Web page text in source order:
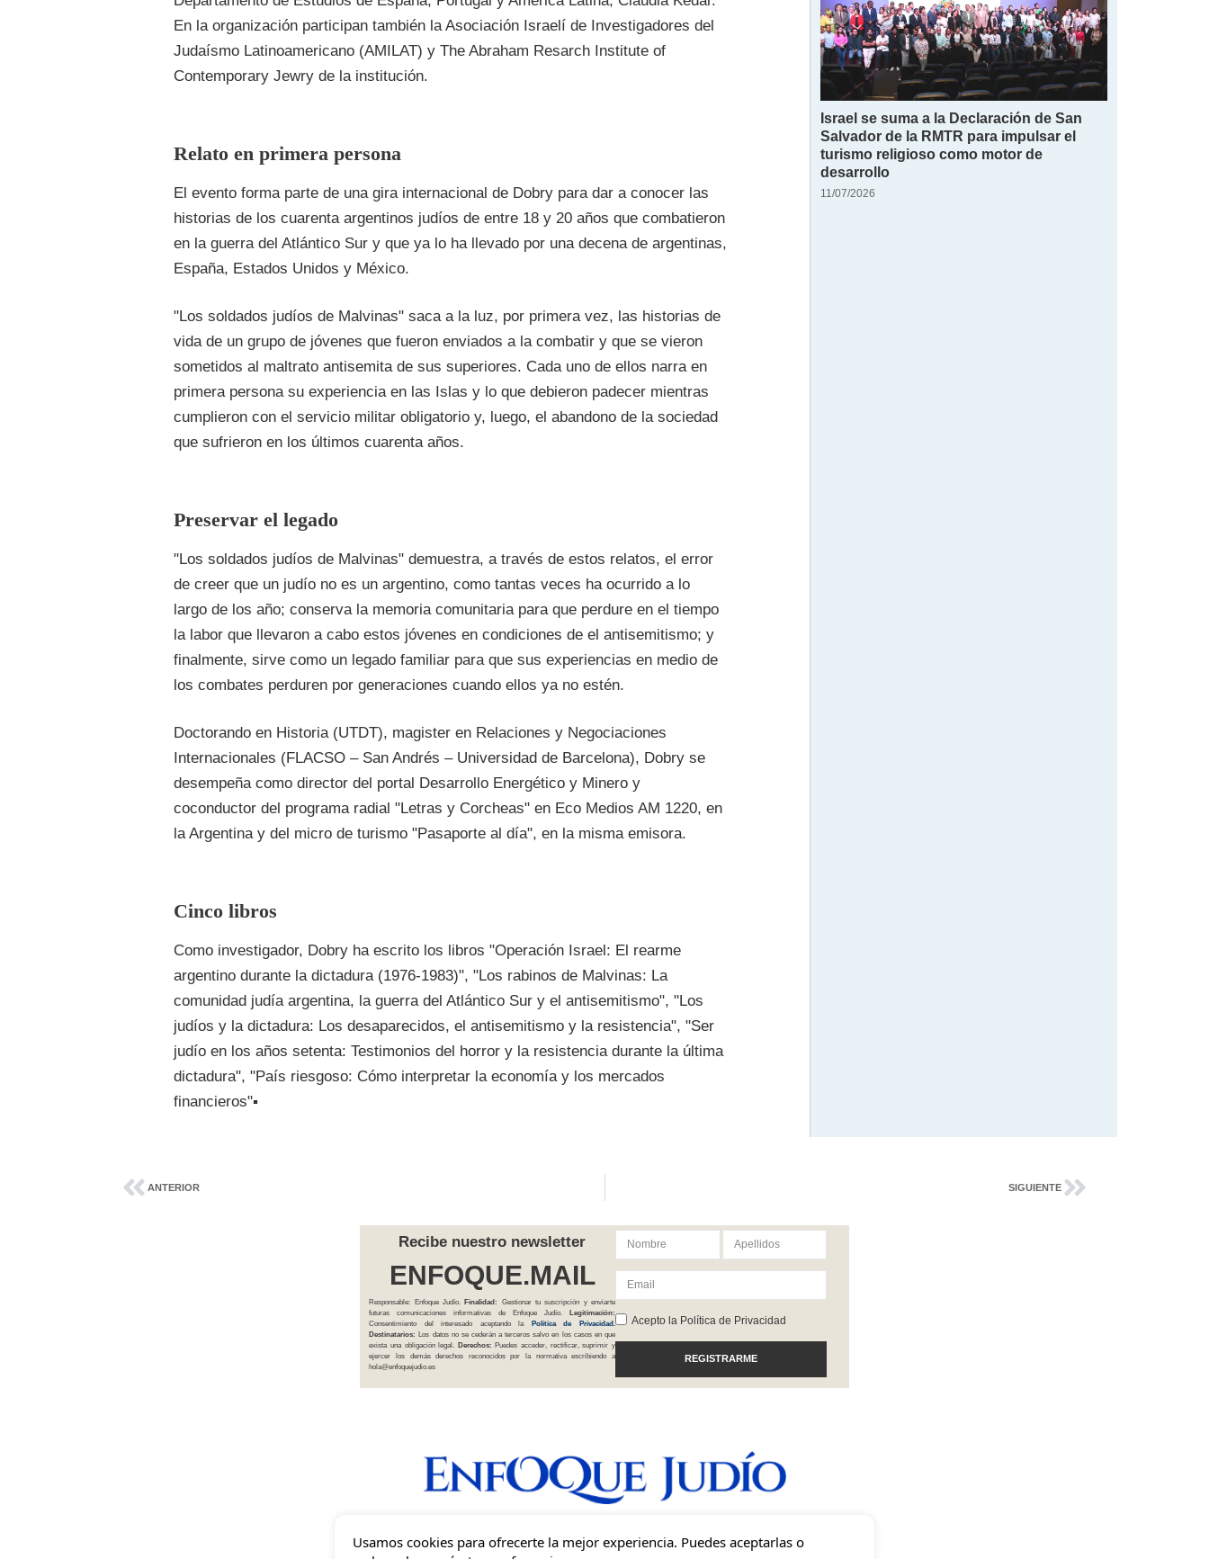
En la organización participan también la Asociación Israelí de Investigadores del
Judaísmo Latinoamericano (AMILAT) y The Abraham Resarch Institute of
Contemporary Jewry de la institución.
Relato en primera persona
El evento forma parte de una gira internacional de Dobry para dar a conocer las
historias de los cuarenta argentinos judíos de entre 18 y 20 años que combatieron
en la guerra del Atlántico Sur y que ya lo ha llevado por una decena de argentinas,
España, Estados Unidos y México.
"Los soldados judíos de Malvinas" saca a la luz, por primera vez, las historias de
vida de un grupo de jóvenes que fueron enviados a la combatir y que se vieron
sometidos al maltrato antisemita de sus superiores. Cada uno de ellos narra en
primera persona su experiencia en las Islas y lo que debieron padecer mientras
cumplieron con el servicio militar obligatorio y, luego, el abandono de la sociedad
que sufrieron en los últimos cuarenta años.
Preservar el legado
"Los soldados judíos de Malvinas" demuestra, a través de estos relatos, el error
de creer que un judío no es un argentino, como tantas veces ha ocurrido a lo
largo de los año; conserva la memoria comunitaria para que perdure en el tiempo
la labor que llevaron a cabo estos jóvenes en condiciones de el antisemitismo; y
finalmente, sirve como un legado familiar para que sus experiencias en medio de
los combates perduren por generaciones cuando ellos ya no estén.
Doctorando en Historia (UTDT), magister en Relaciones y Negociaciones
Internacionales (FLACSO – San Andrés – Universidad de Barcelona), Dobry se
desempeña como director del portal Desarrollo Energético y Minero y
coconductor del programa radial "Letras y Corcheas" en Eco Medios AM 1220, en
la Argentina y del micro de turismo "Pasaporte al día", en la misma emisora.
Cinco libros
Como investigador, Dobry ha escrito los libros "Operación Israel: El rearme
argentino durante la dictadura (1976-1983)", "Los rabinos de Malvinas: La
comunidad judía argentina, la guerra del Atlántico Sur y el antisemitismo", "Los
judíos y la dictadura: Los desaparecidos, el antisemitismo y la resistencia", "Ser
judío en los años setenta: Testimonios del horror y la resistencia durante la última
dictadura", "País riesgoso: Cómo interpretar la economía y los mercados
financieros"▪
Israel se suma a la Declaración de San
Salvador de la RMTR para impulsar el
turismo religioso como motor de
desarrollo
11/07/2026
ANTERIOR SIGUIENTE
Recibe nuestro newsletter
ENFOQUE.MAIL
Responsable: Enfoque Judío. Finalidad:
Gestionar tu suscripción y enviarte
futuras comunicaciones informativas de Enfoque Judío.
Legitimación:
Consentimiento del interesado aceptando la
Políticade Privacidad.
Destinatarios: Los datos no se cederán a terceros salvo en los casos en que
exista una obligación legal. Derechos: Puedes acceder, rectificar, suprimir y
ejercer los demás derechos reconocidos por la normativa escribiendo a
hola@enfoquejudio.es
Acepto la Política de Privacidad
REGISTRARME
Usamos cookies para ofrecerte la mejor experiencia. Puedes aceptarlas o